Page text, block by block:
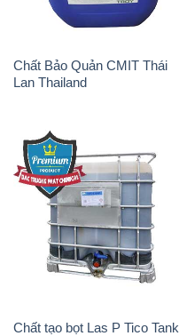
Chất Bảo Quản CMIT Thái
Lan Thailand
Chất tạo bọt Las P Tico Tank